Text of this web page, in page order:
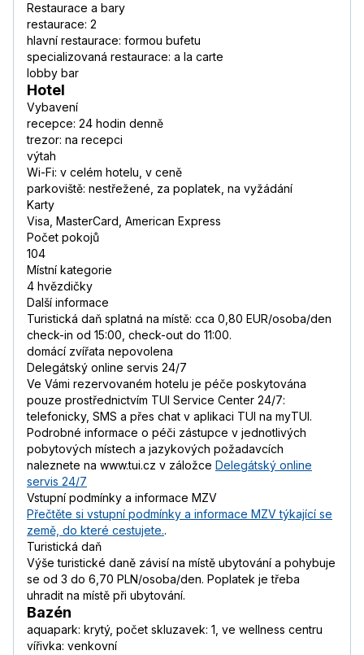
Restaurace a bary
restaurace: 2
hlavní restaurace: formou bufetu
specializovaná restaurace: a la carte
lobby bar
Hotel
Vybavení
recepce: 24 hodin denně
trezor: na recepci
výtah
Wi-Fi: v celém hotelu, v ceně
parkoviště: nestřežené, za poplatek, na vyžádání
Karty
Visa, MasterCard, American Express
Počet pokojů
104
Místní kategorie
4 hvězdičky
Další informace
Turistická daň splatná na místě: cca 0,80 EUR/osoba/den
check-in od 15:00, check-out do 11:00.
domácí zvířata nepovolena
Delegátský online servis 24/7
Ve Vámi rezervovaném hotelu je péče poskytována
pouze prostřednictvím TUI Service Center 24/7:
telefonicky, SMS a přes chat v aplikaci TUI na myTUI.
Podrobné informace o péči zástupce v jednotlivých
pobytových místech a jazykových požadavcích
naleznete na www.tui.cz v záložce Delegátský online
servis 24/7
Vstupní podmínky a informace MZV
Přečtěte si vstupní podmínky a informace MZV týkající se
země, do které cestujete..
Turistická daň
Výše turistické daně závisí na místě ubytování a pohybuje
se od 3 do 6,70 PLN/osoba/den. Poplatek je třeba
uhradit na místě při ubytování.
Bazén
aquapark: krytý, počet skluzavek: 1, ve wellness centru
vířivka: venkovní